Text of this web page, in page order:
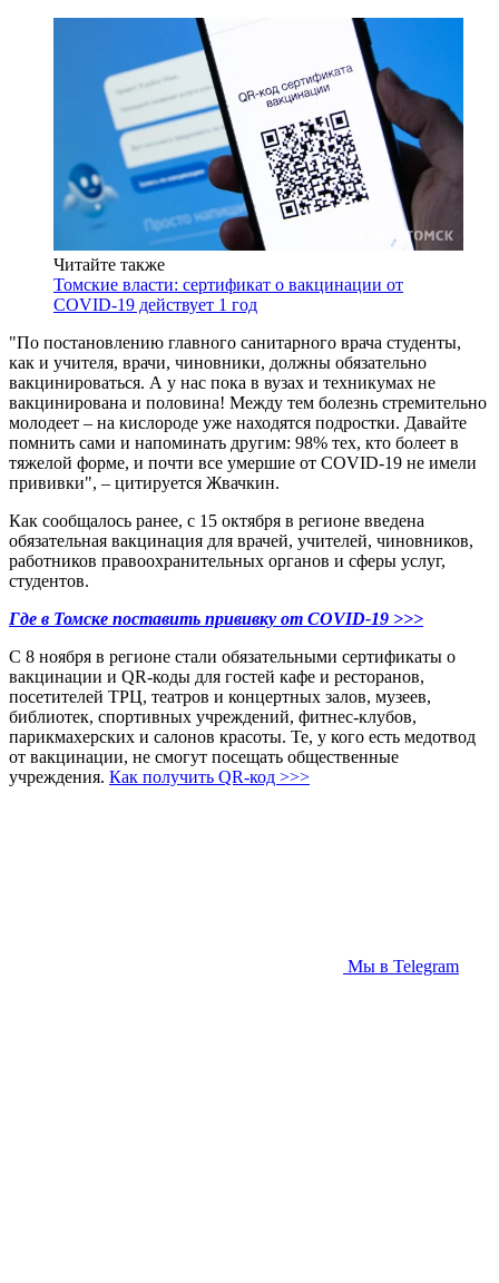
Читайте также
Томские власти: сертификат о вакцинации от
COVID-19 действует 1 год
"По постановлению главного санитарного врача студенты,
как и учителя, врачи, чиновники, должны обязательно
вакцинироваться. А у нас пока в вузах и техникумах не
вакцинирована и половина! Между тем болезнь стремительно
молодеет – на кислороде уже находятся подростки. Давайте
помнить сами и напоминать другим: 98% тех, кто болеет в
тяжелой форме, и почти все умершие от COVID-19 не имели
прививки", – цитируется Жвачкин.
Как сообщалось ранее, с 15 октября в регионе введена
обязательная вакцинация для врачей, учителей, чиновников,
работников правоохранительных органов и сферы услуг,
студентов.
Где в Томске поставить прививку от COVID-19 >>>
С 8 ноября в регионе стали обязательными сертификаты о
вакцинации и QR-коды для гостей кафе и ресторанов,
посетителей ТРЦ, театров и концертных залов, музеев,
библиотек, спортивных учреждений, фитнес-клубов,
парикмахерских и салонов красоты. Те, у кого есть медотвод
от вакцинации, не смогут посещать общественные
учреждения. Как получить QR-код >>>
Мы в Telegram